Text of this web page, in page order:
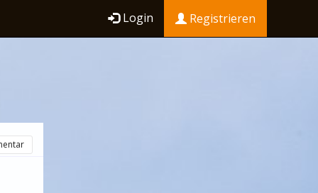
Login Registrieren